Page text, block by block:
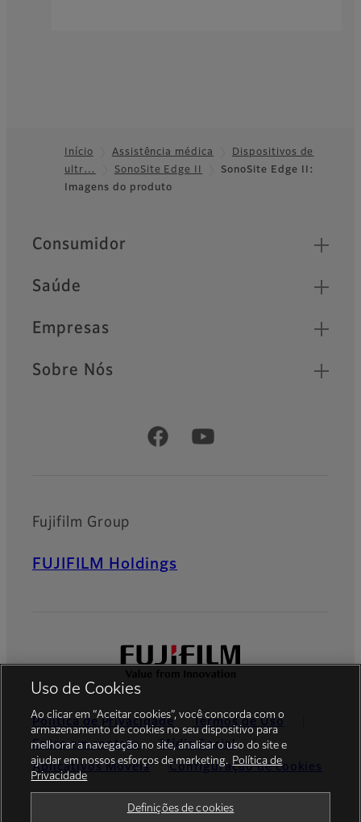
Footer
Início Assistência médica
Dispositivos de
ultr…
SonoSite Edge II
SonoSite Edge II:
Imagens do produto
Quick Links
Consumidor
Saúde
Empresas
Sobre Nós
Official Social Media Accounts
Fujifilm Group
FUJIFILM Holdings
Política de Privacidade
Termos de Uso
Entre em contato
Mídia Social
Aplicativos Móveis
Configuração de cookies
Uso de Cookies
Ao clicar em “Aceitar cookies”, você concorda com o
armazenamento de cookies no seu dispositivo para
melhorar a navegação no site, analisar o uso do site e
ajudar em nossos esforços de marketing. Política de
Privacidade
Definições de cookies